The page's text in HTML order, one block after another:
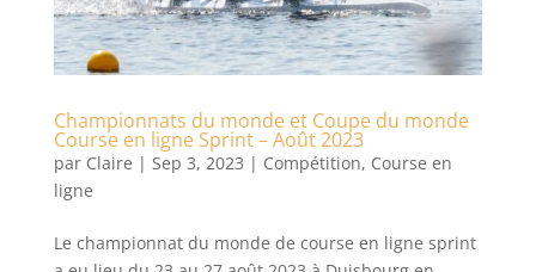
Championnats du monde et Coupe du monde
Course en ligne Sprint – Août 2023
par Claire | Sep 3, 2023 | Compétition, Course en
ligne
Le championnat du monde de course en ligne sprint